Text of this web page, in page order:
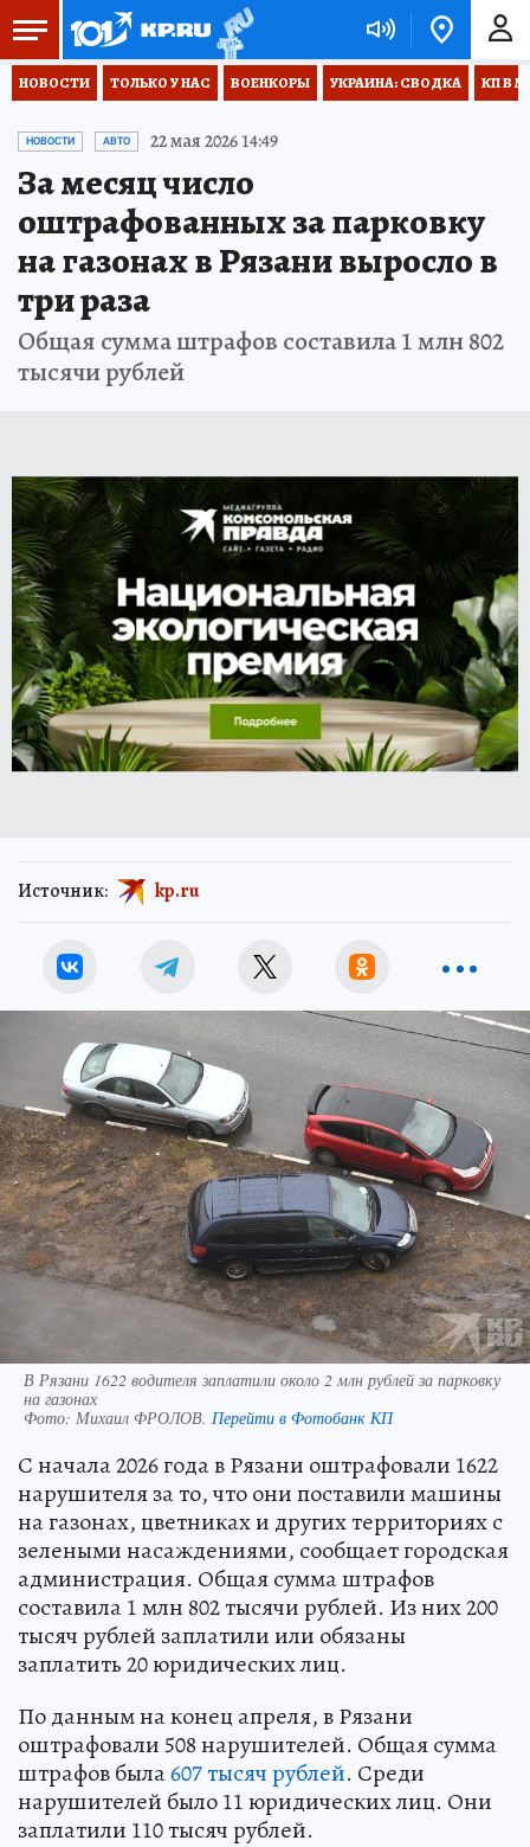
НОВОСТИ ТОЛЬКО У НАС ВОЕНКОРЫ УКРАИНА: СВОДКА КП В
НОВОСТИ АВТО 22 мая 2026 14:49
За месяц число
оштрафованных за парковку
на газонах в Рязани выросло в
три раза
Общая сумма штрафов составила 1 млн 802
тысячи рублей
Источник: kp.ru
В Рязани 1622 водителя заплатили около 2 млн рублей за парковку
на газонах
Фото: Михаил ФРОЛОВ. Перейти в Фотобанк КП
С начала 2026 года в Рязани оштрафовали 1622
нарушителя за то, что они поставили машины
на газонах, цветниках и других территориях с
зелеными насаждениями, сообщает городская
администрация. Общая сумма штрафов
составила 1 млн 802 тысячи рублей. Из них 200
тысяч рублей заплатили или обязаны
заплатить 20 юридических лиц.
По данным на конец апреля, в Рязани
оштрафовали 508 нарушителей. Общая сумма
штрафов была607 тысяч рублей. Среди
нарушителей было 11 юридических лиц. Они
заплатили 110 тысяч рублей.